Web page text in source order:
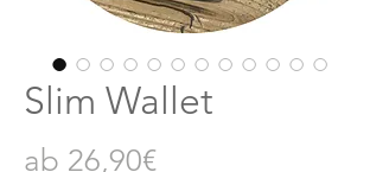
Slim Wallet
ab 26,90€Sale-